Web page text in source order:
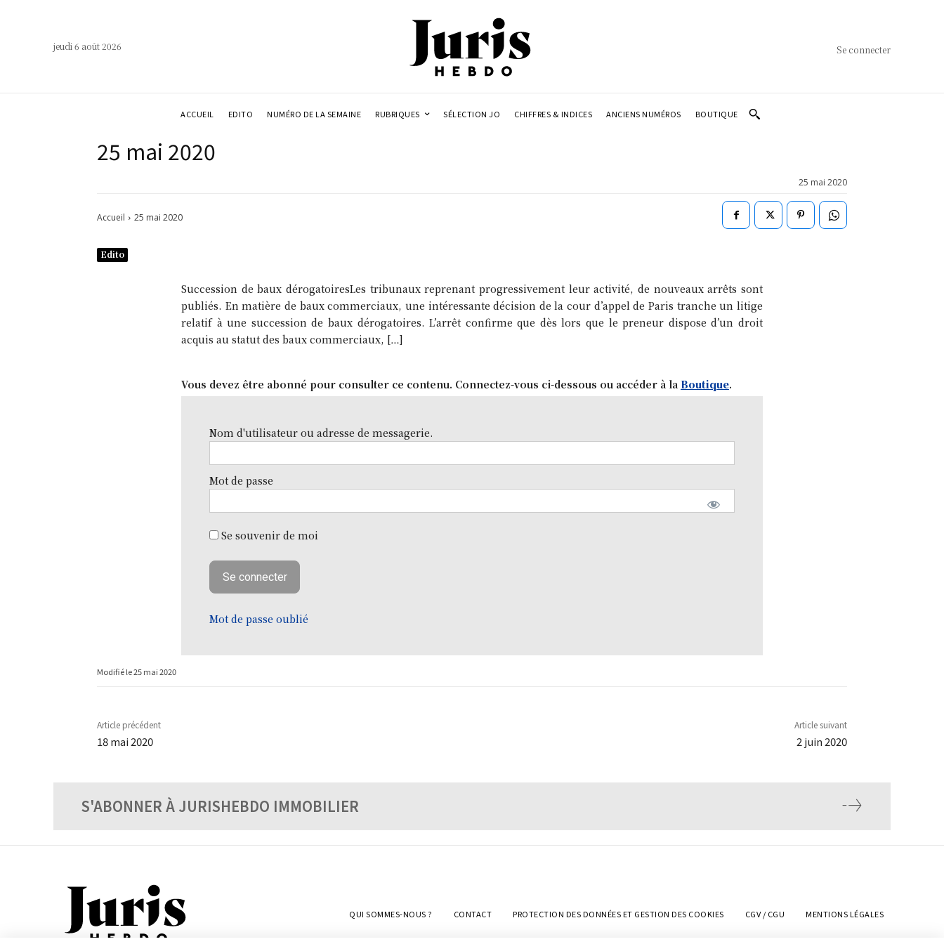
jeudi 6 août 2026 Se connecter
ACCUEIL EDITO NUMÉRO DE LA SEMAINE RUBRIQUES SÉLECTION JO CHIFFRES & INDICES ANCIENS NUMÉROS BOUTIQUE
25 mai 2020
25 mai 2020
Accueil 25 mai 2020
Edito
Succession de baux dérogatoiresLes tribunaux reprenant progressivement leur activité, de nouveaux arrêts sont
publiés. En matière de baux commerciaux, une intéressante décision de la cour d’appel de Paris tranche un litige
relatif à une succession de baux dérogatoires. L’arrêt confirme que dès lors que le preneur dispose d’un droit
acquis au statut des baux commerciaux, […]
Vous devez être abonné pour consulter ce contenu. Connectez-vous ci-dessous ou accéder à la Boutique.
Nom d'utilisateur ou adresse de messagerie.
Mot de passe
Se souvenir de moi
Mot de passe oublié
Modifié le25 mai 2020
Article précédent
18 mai 2020
Article suivant
2 juin 2020
S'ABONNER À JURISHEBDO IMMOBILIER
QUI SOMMES-NOUS ? CONTACT PROTECTION DES DONNÉES ET GESTION DES COOKIES CGV / CGU MENTIONS LÉGALES